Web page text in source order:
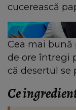
cucerească
Cea mai bună
de ore întregi
că desertul se
Ce